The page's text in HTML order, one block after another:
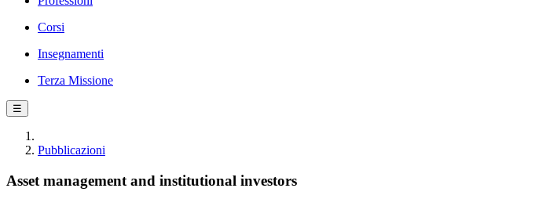
Corsi
Insegnamenti
Terza Missione
☰
Pubblicazioni
Asset management and institutional investors